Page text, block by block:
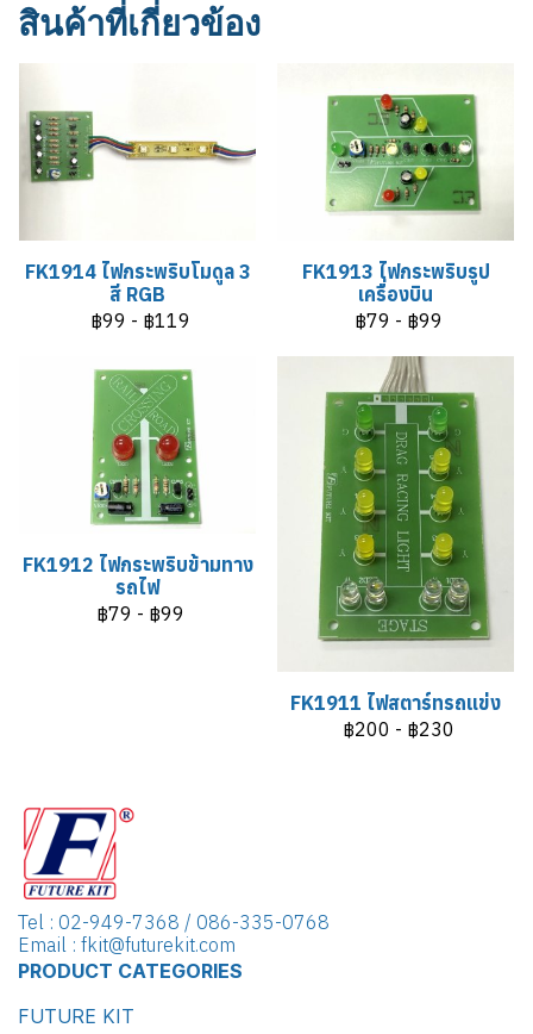
สินค้าที่เกี่ยวข้อง
FK1914 ไฟกระพริบโมดูล 3
สี RGB
฿99 - ฿119
FK1913 ไฟกระพริบรูป
เครื่องบิน
฿79 - ฿99
FK1912 ไฟกระพริบข้ามทาง
รถไฟ
฿79 - ฿99
FK1911 ไฟสตาร์ทรถแข่ง
฿200 - ฿230
Tel : 02-949-7368 / 086-335-0768
Email : fkit@futurekit.com
PRODUCT CATEGORIES
FUTURE KIT